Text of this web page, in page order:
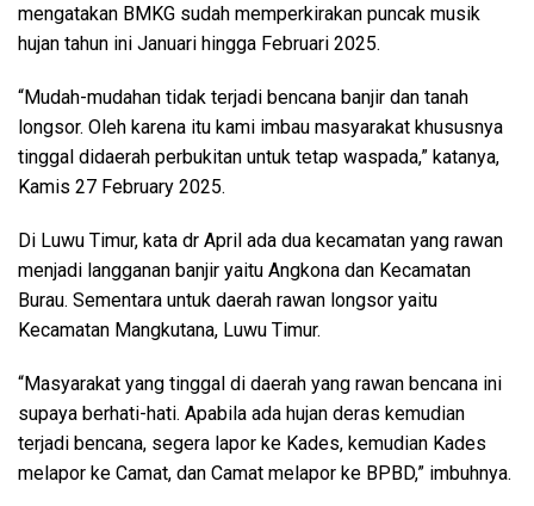
mengatakan BMKG sudah memperkirakan puncak musik
hujan tahun ini Januari hingga Februari 2025.
“Mudah-mudahan tidak terjadi bencana banjir dan tanah
longsor. Oleh karena itu kami imbau masyarakat khususnya
tinggal didaerah perbukitan untuk tetap waspada,” katanya,
Kamis 27 February 2025.
Di Luwu Timur, kata dr April ada dua kecamatan yang rawan
menjadi langganan banjir yaitu Angkona dan Kecamatan
Burau. Sementara untuk daerah rawan longsor yaitu
Kecamatan Mangkutana, Luwu Timur.
“Masyarakat yang tinggal di daerah yang rawan bencana ini
supaya berhati-hati. Apabila ada hujan deras kemudian
terjadi bencana, segera lapor ke Kades, kemudian Kades
melapor ke Camat, dan Camat melapor ke BPBD,” imbuhnya.